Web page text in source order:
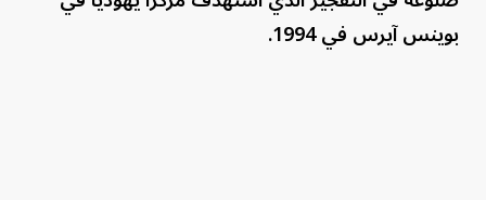
بوينس آيرس في 1994.